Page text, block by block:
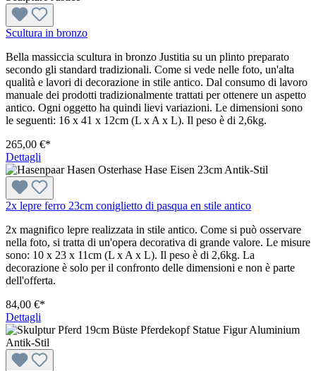
Scultura in bronzo
Bella massiccia scultura in bronzo Justitia su un plinto preparato
secondo gli standard tradizionali. Come si vede nelle foto, un'alta
qualità e lavori di decorazione in stile antico. Dal consumo di lavoro
manuale dei prodotti tradizionalmente trattati per ottenere un aspetto
antico. Ogni oggetto ha quindi lievi variazioni. Le dimensioni sono
le seguenti: 16 x 41 x 12cm (L x A x L). Il peso è di 2,6kg.
265,00 €*
Dettagli
2x lepre ferro 23cm coniglietto di pasqua en stile antico
2x magnifico lepre realizzata in stile antico. Come si può osservare
nella foto, si tratta di un'opera decorativa di grande valore. Le misure
sono: 10 x 23 x 11cm (L x A x L). Il peso è di 2,6kg. La
decorazione è solo per il confronto delle dimensioni e non è parte
dell'offerta.
84,00 €*
Dettagli